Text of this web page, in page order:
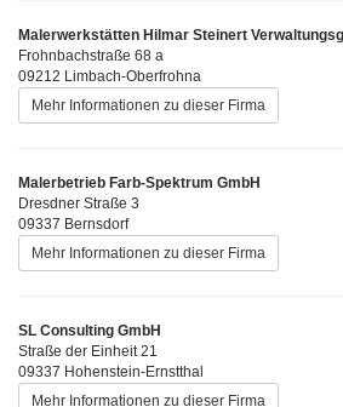
Malerwerkstätten Hilmar Steinert
Frohnbachstraße 68 a
09212 Limbach-Oberfrohna
Mehr Informationen zu dieser Firma
Malerbetrieb Farb-Spektrum GmbH
Dresdner Straße 3
09337 Bernsdorf
Mehr Informationen zu dieser Firma
SL Consulting GmbH
Straße der Einheit 21
09337 Hohenstein-Ernstthal
Mehr Informationen zu dieser Firma